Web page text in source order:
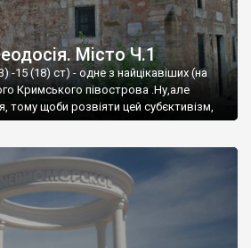
Місто Ч.1
-15 (18) ст) - одне з найцікавіших (на
Кримського півострова .Ну,але
тому щоби розвіяти цей субєктивізм,